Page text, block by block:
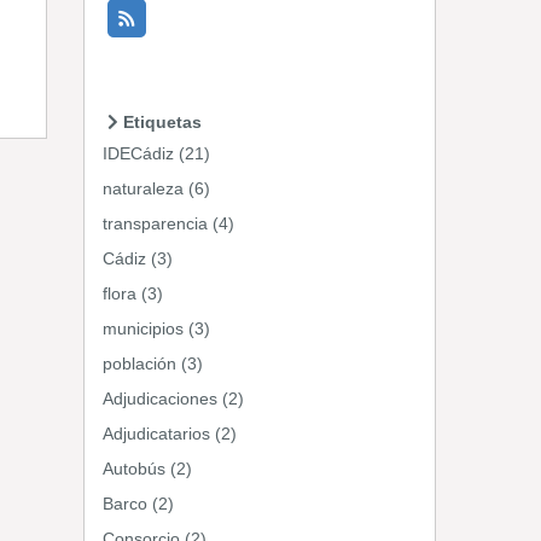
Etiquetas
IDECádiz (21)
naturaleza (6)
transparencia (4)
Cádiz (3)
flora (3)
municipios (3)
población (3)
Adjudicaciones (2)
Adjudicatarios (2)
Autobús (2)
Barco (2)